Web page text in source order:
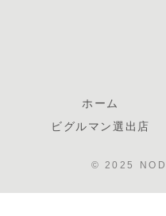
ホーム
ビグルマン選出店
© 2025